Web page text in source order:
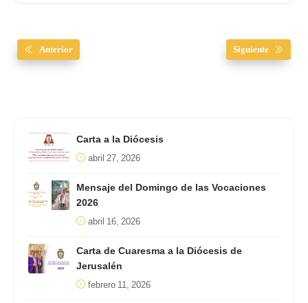
Anterior Siguiente
Carta a la Diócesis
abril 27, 2026
Mensaje del Domingo de las Vocaciones
2026
abril 16, 2026
Carta de Cuaresma a la Diócesis de
Jerusalén
febrero 11, 2026